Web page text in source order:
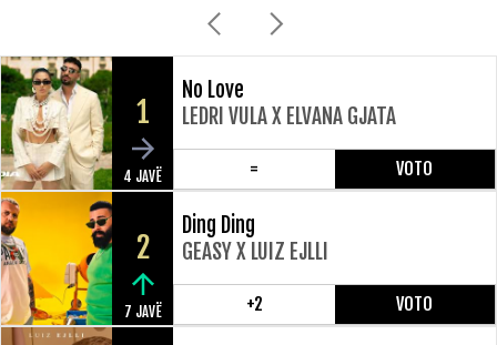
1
4 JAVË
No Love
LEDRI VULA X ELVANA GJATA
= VOTO
2
7 JAVË
Ding Ding
GEASY X LUIZ EJLLI
+2 VOTO